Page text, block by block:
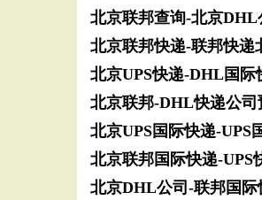
北京联邦查询-北京
北京联邦快递-联邦快
北京UPS快递-DHL国
北京联邦-DHL快递公
北京UPS国际快递-UPS
北京联邦国际快递-
北京DHL公司-联邦国际